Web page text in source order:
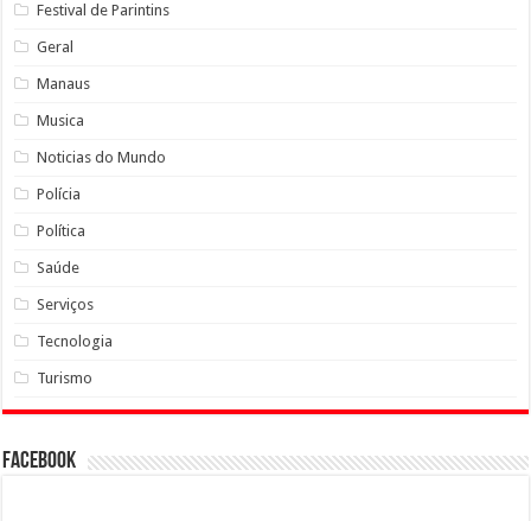
Festival de Parintins
Geral
Manaus
Musica
Noticias do Mundo
Polícia
Política
Saúde
Serviços
Tecnologia
Turismo
Facebook